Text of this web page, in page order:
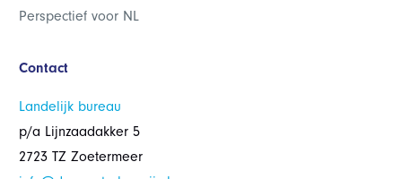
Perspectief voor NL
Contact
Landelijk bureau
p/a Lijnzaadakker 5
2723 TZ Zoetermeer